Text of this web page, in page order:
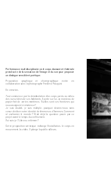
Performance multidisciplinaire où le corps dansant et théâtrale
prend acte de la sensation de l’image et du son pour proposer
un dialogue sensible et poétique
Proposition graphique et chorégraphique écrite en
collaboration avec le photographe Frédéric Pasquini
En création.
Tout commence par la déambulation d’un corps perdu au milieu
des rues vidées de ses habitants. Il porte sur lui, un manteau de
papier fait de cartes maritimes. Quelles sont ces frontières qui
nous assignent à résidence ?
Je suis double, je suis multiple, pourquoi devons-nous sans
cesse décliner notre identité de femmes ou d’hommes. Comment
ré-enchanter le monde ? Etait déjà la question posée par ce
projet avant le temps du confinement.
Qui suis-je ? Libre ou enfermer ?
Cette proposition artistique mélange l’installation, le corps en
mouvement, la vidéo. Il plonge le public ailleurs.